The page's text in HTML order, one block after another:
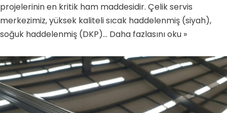
projelerinin en kritik ham maddesidir. Çelik servis
merkezimiz, yüksek kaliteli sıcak haddelenmiş (siyah),
soğuk haddelenmiş (DKP)… Daha fazlasını oku »